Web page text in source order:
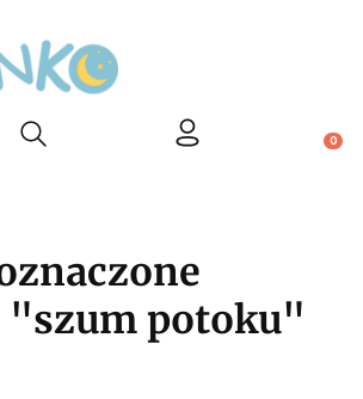
Otwórz wyszukiwarkę
"szum potoku"